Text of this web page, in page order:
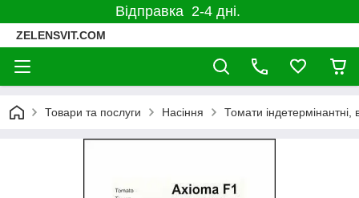
Відправка 2-4 дні.
ZELENSVIT.COM
Товари та послуги Насіння Томати індетермінантні,